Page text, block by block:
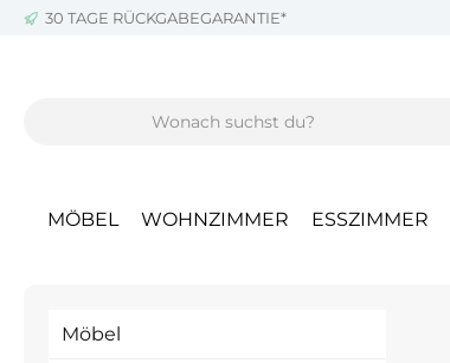
Hauptinhalt springen
Zur Suche springen
Zur Hauptnavigation springen
30 TAGE RÜCKGABEGARANTIE*
MÖBEL WOHNZIMMER ESSZIMMER
Möbel